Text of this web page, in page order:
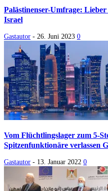
Palästinenser-Umfrage:
Israel
Gastautor - 26. Juni 2023 0
Vom Flüchtlingslager zum 5-
Spitzenfunktionäre verlassen
Gastautor - 13. Januar 2022 0